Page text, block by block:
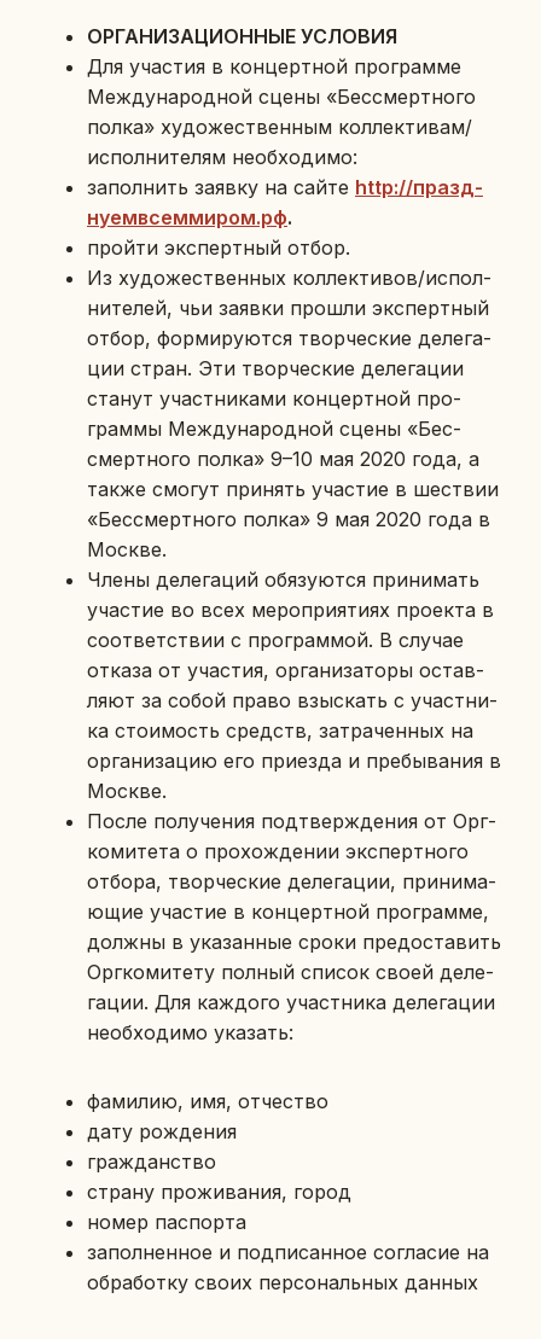
ОР­ГА­НИ­ЗА­ЦИ­ОН­НЫЕ УСЛО­ВИЯ
Для уча­стия в кон­церт­ной про­грам­ме
Меж­ду­на­род­ной сцены «Бес­смерт­но­го
полка» ху­до­же­ствен­ным кол­лек­ти­вам/
ис­пол­ни­те­лям необ­хо­ди­мо:
за­пол­нить заявку на сайте http://празд­
ну­ем­все­м­ми­ром.рф.
пройти экс­перт­ный отбор.
Из ху­до­же­ствен­ных кол­лек­ти­вов/ис­пол­
ни­те­лей, чьи заявки прошли экс­перт­ный
отбор, фор­ми­ру­ют­ся твор­че­ские де­ле­га­
ции стран. Эти твор­че­ские де­ле­га­ции
станут участ­ни­ка­ми кон­церт­ной про­
грам­мы Меж­ду­на­род­ной сцены «Бес­
смерт­но­го полка» 9–10 мая 2020 года, а
также смогут при­нять уча­стие в ше­ствии
«Бес­смерт­но­го полка» 9 мая 2020 года в
Москве.
Члены де­ле­га­ций обя­зу­ют­ся при­ни­мать
уча­стие во всех ме­ро­при­я­ти­ях про­ек­та в
со­от­вет­ствии с про­грам­мой. В случае
отказа от уча­стия, ор­га­ни­за­то­ры остав­
ля­ют за собой право взыс­кать с участ­ни­
ка сто­и­мость средств, за­тра­чен­ных на
ор­га­ни­за­цию его при­ез­да и пре­бы­ва­ния в
Москве.
После по­лу­че­ния под­твер­жде­ния от Орг­
ко­ми­те­та о про­хож­де­нии экс­перт­но­го
отбора, твор­че­ские де­ле­га­ции, при­ни­ма­
ю­щие уча­стие в кон­церт­ной про­грам­ме,
должны в ука­зан­ные сроки предо­ста­вить
Орг­ко­ми­те­ту полный список своей де­ле­
га­ции. Для каж­до­го участ­ни­ка де­ле­га­ции
необ­хо­ди­мо ука­зать:
фа­ми­лию, имя, от­че­ство
дату рож­де­ния
граж­дан­ство
страну про­жи­ва­ния, город
номер пас­пор­та
за­пол­нен­ное и под­пи­сан­ное со­гла­сие на
об­ра­бот­ку своих пер­со­наль­ных данных